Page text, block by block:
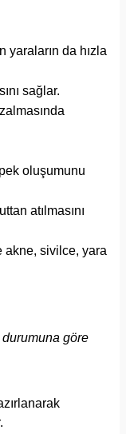
yaraların da hızla
sağlar.
oluşumunu
atılmasını
sivilce, yara
göre